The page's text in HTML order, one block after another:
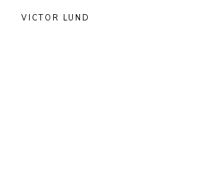
VICTOR LUND